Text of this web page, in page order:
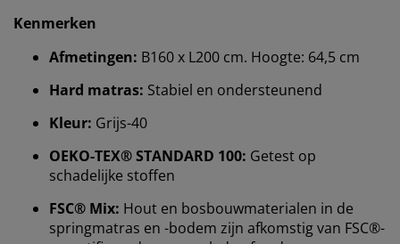
Kenmerken
Afmetingen: B160 x L200 cm. Hoogte: 64,5 cm
Hard matras: Stabiel en ondersteunend
Kleur: Grijs-40
OEKO-TEX® STANDARD 100: Getest op
schadelijke stoffen
FSC® Mix: Hout en bosbouwmaterialen in de
springmatras en -bodem zijn afkomstig van FSC®-
Wij personaliseren jouw ervaring
Bij JYSK gebruiken we cookies en mobiele
identificatoren om je een goede ervaring te bieden
verzamelen informatie over jou om functionaliteit,
statistieken en relevante marketing te waarborgen.